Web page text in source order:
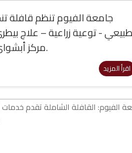
جامعة الفيوم تنظم قافلة
- توعية زراعية – علاج
مركز أبشواي محافظة الفيوم.
اقرأ المزيد